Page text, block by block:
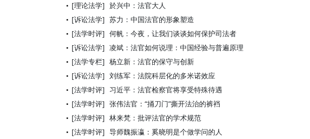
[理论法学] 於兴中：法官大人
[诉讼法学] 苏力：中国法官的形象塑造
[法学时评] 何帆：今夜，让我们谈谈如何保护司法者
[诉讼法学] 凌斌：法官如何说理：中国经验与普遍原理
[法学专栏] 杨立新：法官的保守与创新
[诉讼法学] 刘练军：法院科层化的多米诺效应
[法学时评] 习近平：法官检察官将享受特殊待遇
[法学时评] 张伟法官：“捅刀门”撕开法治的裤裆
[法学时评] 林来梵：批评法官的学术规范
[法学时评] 导师魏振瀛：奚晓明是个做学问的人